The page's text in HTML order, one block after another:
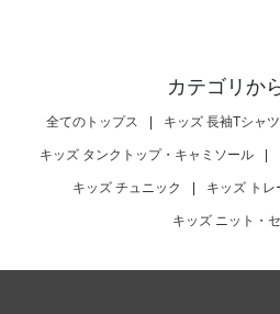
カテゴリか
全てのトップス | キッズ 長袖Tシャツ
キッズ タンクトップ・キャミソール |
キッズ チュニック | キッズ トレ
キッズ ニット・